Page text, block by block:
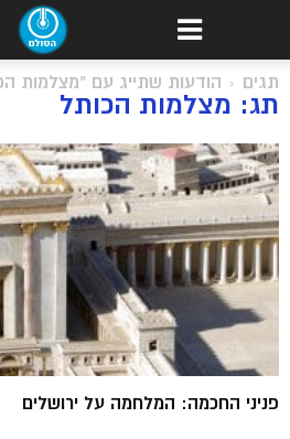
תגים הודעות שתייג עם "מצלמות
תג: מצלמות הכותל
פניני החכמה: המלחמה על ירושלים